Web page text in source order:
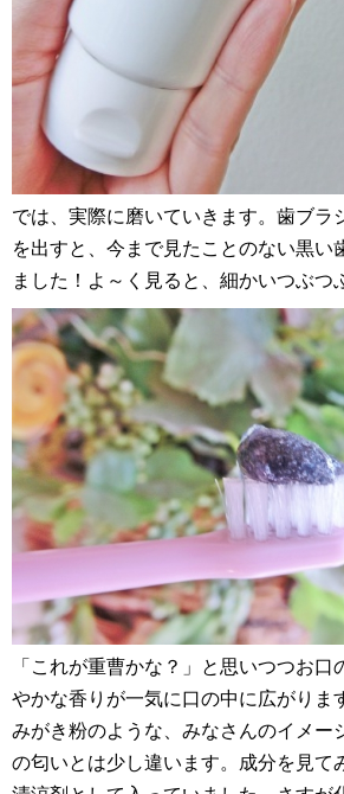
では、実際に磨いていきます。歯ブラ
を出すと、今まで見たことのない黒い
ました！よ～く見ると、細かいつぶつ
「これが重曹かな？」と思いつつお口
やかな香りが一気に口の中に広がりま
みがき粉のような、みなさんのイメー
の匂いとは少し違います。成分を見て